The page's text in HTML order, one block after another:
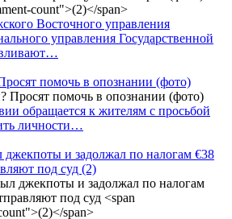
Восточного управления
управления Государственной
помочь в опознании (фото)
обращается к жителям с просьбой
личности…
джекпоты и задолжал по налогам €38
под суд (2)